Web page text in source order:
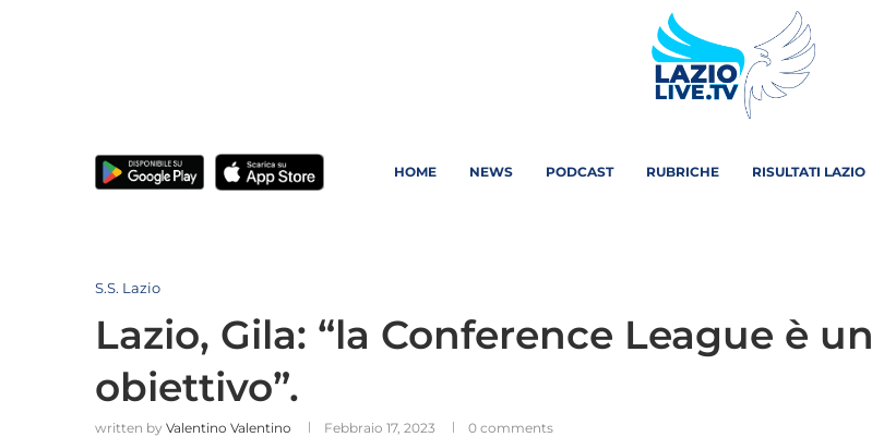
HOME NEWS PODCAST RUBRICHE RISULTATI LAZIO
S.S. Lazio
Lazio, Gila: “la Conference League è un
obiettivo”.
written by Valentino Valentino Febbraio 17, 2023 0 comments